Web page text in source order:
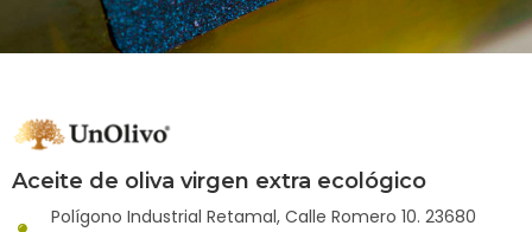
Aceite de oliva virgen extra ecológico
Polígono Industrial Retamal, Calle Romero 10. 23680